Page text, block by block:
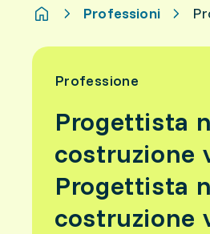
Professioni
Professione
Progettista
costruzione
Progettista
costruzione